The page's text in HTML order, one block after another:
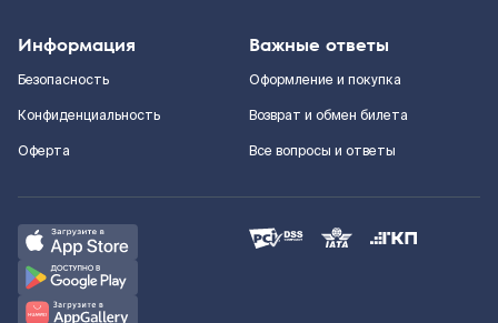
Информация
Безопасность
Конфиденциальность
Оферта
Важные ответы
Оформление и покупка
Возврат и обмен билета
Все вопросы и ответы